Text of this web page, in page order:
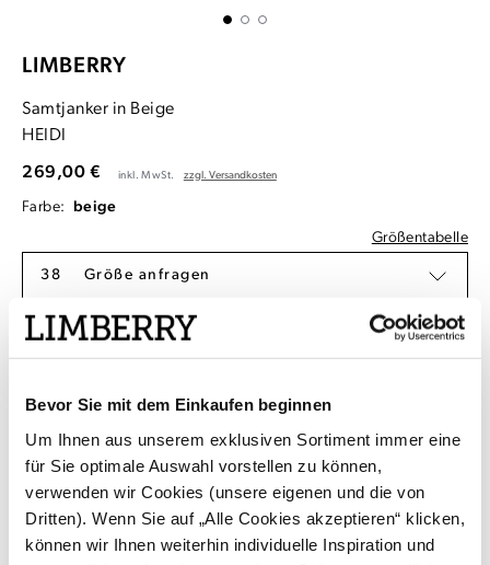
Bevor Sie mit dem Einkaufen beginnen
Um Ihnen aus unserem exklusiven Sortiment immer eine
für Sie optimale Auswahl vorstellen zu können,
verwenden wir Cookies (unsere eigenen und die von
Dritten). Wenn Sie auf „Alle Cookies akzeptieren“ klicken,
können wir Ihnen weiterhin individuelle Inspiration und
LIMBERRY
Samtjanker in Beige
HEIDI
269,00 € inkl. MwSt. zzgl. Versandkosten
Farbe: beige
Größentabelle
38 Größe anfragen
Benachrichtigen lassen
Die Datenschutzbestimmungen habe ich zur Kentniss genommen.
Kostenlose Rücksendung aus Deutschland /
Österreich
Kauf auf Rechnung mit Klarna